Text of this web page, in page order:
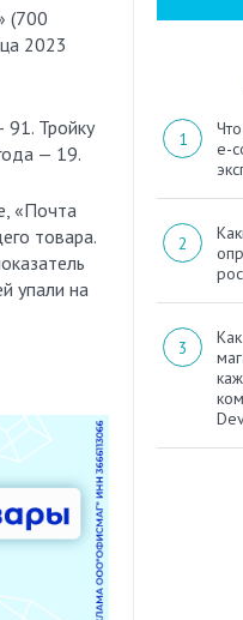
(700
2023
Тройку
— 19.
«Почта
товара.
упали на
e-